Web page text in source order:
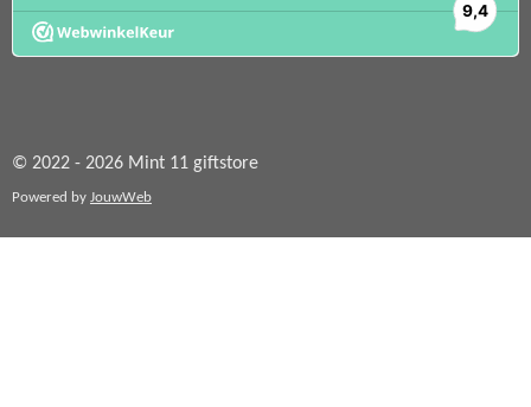
© 2022 - 2026 Mint 11 giftstore
Powered by JouwWeb